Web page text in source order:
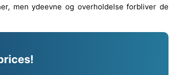
men ydeevne og overholdelse forbliver de